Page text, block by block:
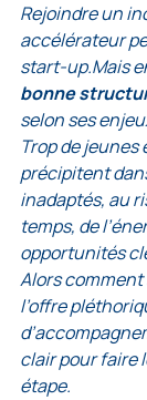
Rejoindre un
accélérateur
start-up.Mais
bonne
selon ses
Trop de
précipitent
inadaptés, au
temps, de
opportunités
Alors comment
l’offre
clair pour faire
étape.